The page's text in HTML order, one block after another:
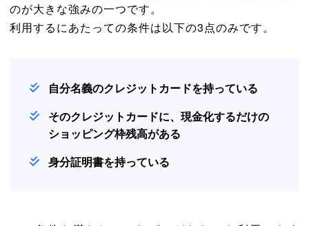
のが大きな強みの一つです。
利用するにあたっての条件は以下の3点のみです。
自分名義のクレジットカードを持っている
そのクレジットカードに、現金化するだけの
ショッピング枠残高がある
身分証明書を持っている